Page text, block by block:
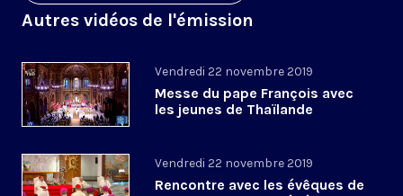
Autres vidéos de l'émission
Vendredi 22 novembre 2019
Messe du pape François avec
les jeunes de Thaïlande
Vendredi 22 novembre 2019
Rencontre avec les évêques de